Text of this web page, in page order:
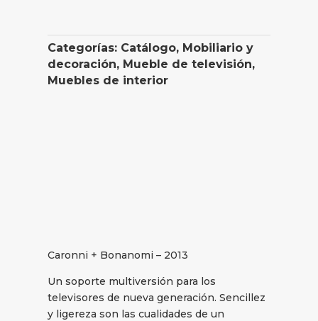
Categorías: Catálogo, Mobiliario y
decoración, Mueble de televisión,
Muebles de interior
Caronni + Bonanomi – 2013
Un soporte multiversión para los
televisores de nueva generación. Sencillez
y ligereza son las cualidades de un